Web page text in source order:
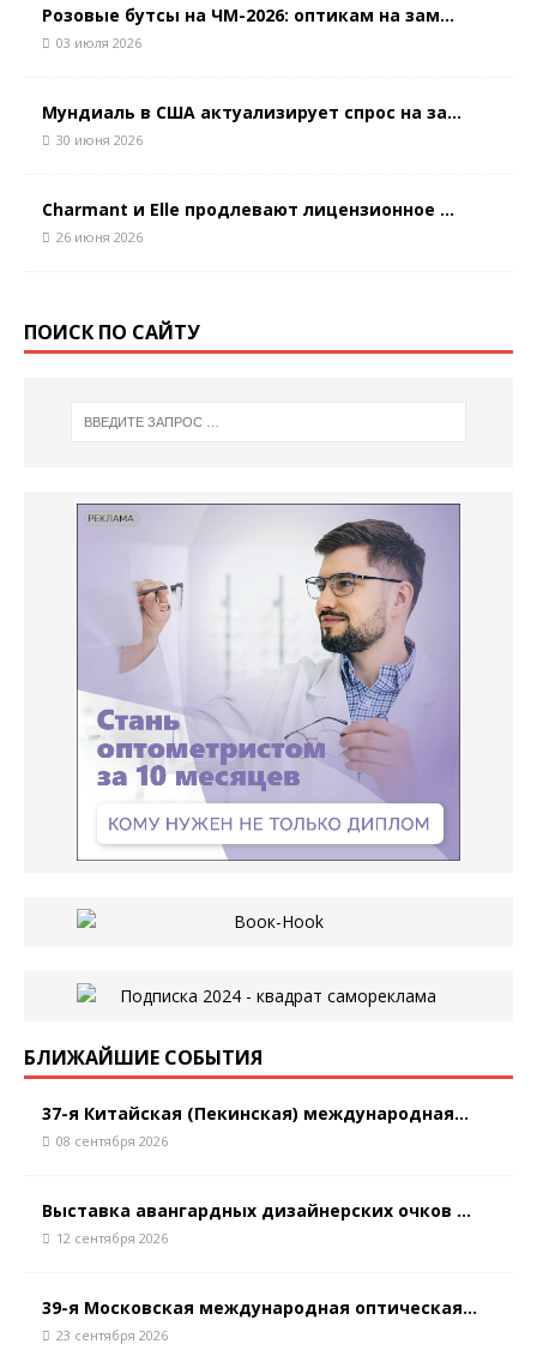
Розовые бутсы на ЧМ-2026: оптикам на зам...
03 июля 2026
Мундиаль в США актуализирует спрос на за...
30 июня 2026
Charmant и Elle продлевают лицензионное ...
26 июня 2026
ПОИСК ПО САЙТУ
БЛИЖАЙШИЕ СОБЫТИЯ
37-я Китайская (Пекинская) международная...
08 сентября 2026
Выставка авангардных дизайнерских очков ...
12 сентября 2026
39-я Московская международная оптическая...
23 сентября 2026